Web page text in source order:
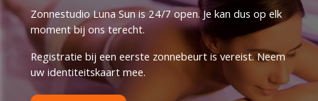
Zonnestudio Luna Sun is 24/7 open. Je kan dus op elk
moment bij ons terecht.
Registratie bij een eerste zonnebeurt is vereist. Neem
uw identiteitskaart mee.